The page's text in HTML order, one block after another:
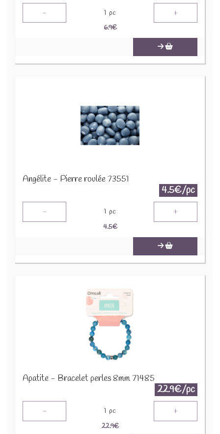
- 1 pc +
6.9€
Angélite - Pierre roulée 73551
4.5€/pc
- 1 pc +
4.5€
Apatite - Bracelet perles 8mm 71485
22.9€/pc
- 1 pc +
22.9€